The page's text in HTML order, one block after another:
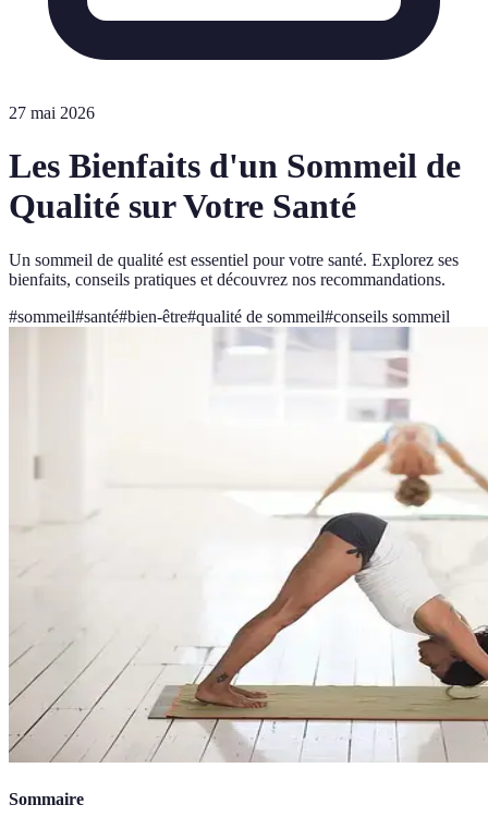
27 mai 2026
Les Bienfaits d'un Sommeil de
Qualité sur Votre Santé
Un sommeil de qualité est essentiel pour votre santé. Explorez ses
bienfaits, conseils pratiques et découvrez nos recommandations.
#sommeil#santé#bien-être#qualité de sommeil#conseils sommeil
Sommaire